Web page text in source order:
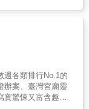
抓不到凶嫌？別擔
，揪出壞蛋元神
」雙面彩色拉頁
畢業
【乩童】 ?父命難
就靠
，穿梭陰陽界！
各類排行No.1的
辦案、臺灣宮廟靈
實驚悚又富含趣